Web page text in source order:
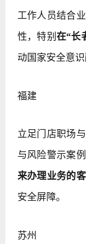
工作人员结合
性，特别 在“长
动国家安全意识
福建
立足门店职场
与风险警示案
来办理业务的
安全屏障。
苏州